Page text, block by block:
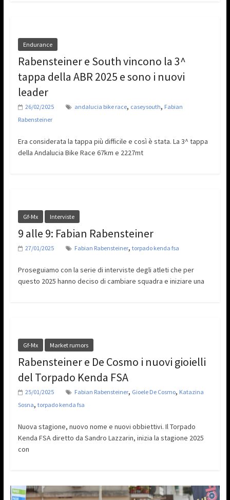
Endurance
Rabensteiner e South vincono la 3^
tappa della ABR 2025 e sono i nuovi
leader
26/02/2025 andalucia bike race, caseysouth, Fabian
Rabensteiner
Era considerata la tappa più difficile e così è stata. La 3^ tappa
della Andalucia Bike Race 67km e 2227mt
Gf-Mx Interviste
9 alle 9: Fabian Rabensteiner
27/01/2025 Fabian Rabensteiner, torpado kenda fsa
Proseguiamo con la serie di interviste degli atleti che per
questo 2025 hanno deciso di cambiare squadra e iniziare una
Gf-Mx Market rumors
Rabensteiner e De Cosmo i nuovi gioielli
del Torpado Kenda FSA
25/01/2025 Fabian Rabensteiner, Gioele De Cosmo, Katazina
Sosna, torpado kenda fsa
Nuova stagione, nuovo nome e nuovi obbiettivi. Il Torpado
Kenda FSA diretto da Sandro Lazzarin, inizia la stagione 2025
con